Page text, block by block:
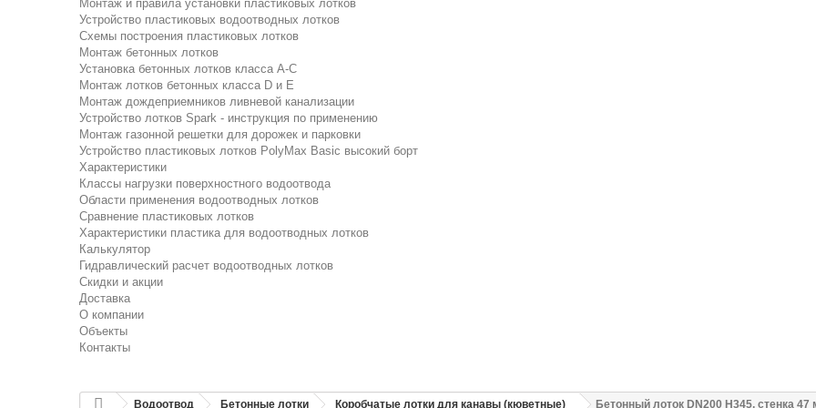
Монтаж и правила установки пластиковых лотков
Устройство пластиковых водоотводных лотков
Схемы построения пластиковых лотков
Монтаж бетонных лотков
Установка бетонных лотков класса A-C
Монтаж лотков бетонных класса D и E
Монтаж дождеприемников ливневой канализации
Устройство лотков Spark - инструкция по применению
Монтаж газонной решетки для дорожек и парковки
Устройство пластиковых лотков PolyMax Basic высокий борт
Характеристики
Классы нагрузки поверхностного водоотвода
Области применения водоотводных лотков
Сравнение пластиковых лотков
Характеристики пластика для водоотводных лотков
Калькулятор
Гидравлический расчет водоотводных лотков
Скидки и акции
Доставка
О компании
Объекты
Контакты
Водоотвод Бетонные лотки Коробчатые лотки для канавы (кюветные) Бетонный лоток DN200 H345, стенка 47